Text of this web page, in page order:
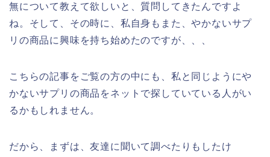
無について教えて欲しいと、質問してきたんですよ
ね。そして、その時に、私自身もまた、やかないサプ
リの商品に興味を持ち始めたのですが、、、
こちらの記事をご覧の方の中にも、私と同じようにや
かないサプリの商品をネットで探していている人がい
るかもしれません。
だから、まずは、友達に聞いて調べたりもしたけ